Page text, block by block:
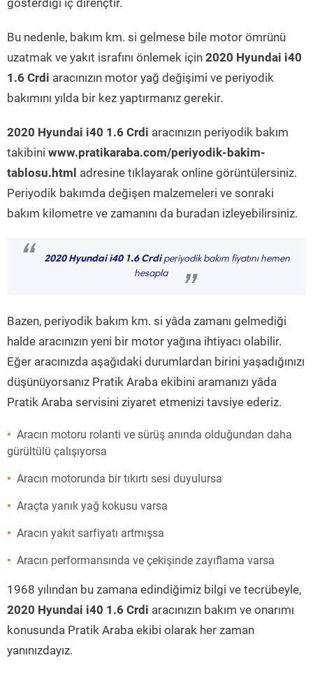
gösterdiği iç dirençtir.
Bu nedenle, bakım km. si gelmese bile motor ömrünü
uzatmak ve yakıt israfını önlemek için 2020 Hyundai i40
1.6 Crdi aracınızın motor yağ değişimi ve periyodik
bakımını yılda bir kez yaptırmanız gerekir.
2020 Hyundai i40 1.6 Crdi aracınızın periyodik bakım
takibini www.pratikaraba.com/periyodik-bakim-
tablosu.html adresine tıklayarak online görüntülersiniz.
Periyodik bakımda değişen malzemeleri ve sonraki
bakım kilometre ve zamanını da buradan izleyebilirsiniz.
“ 2020 Hyundai i40 1.6 Crdiperiyodik bakım fiyatını hemen
hesapla
”
Bazen, periyodik bakım km. si yâda zamanı gelmediği
halde aracınızın yeni bir motor yağına ihtiyacı olabilir.
Eğer aracınızda aşağıdaki durumlardan birini yaşadığınızı
düşünüyorsanız Pratik Araba ekibini aramanızı yâda
Pratik Araba servisini ziyaret etmenizi tavsiye ederiz.
Aracın motoru rolanti ve sürüş anında olduğundan daha
gürültülü çalışıyorsa
Aracın motorunda bir tıkırtı sesi duyulursa
Araçta yanık yağ kokusu varsa
Aracın yakıt sarfiyatı artmışsa
Aracın performansında ve çekişinde zayıflama varsa
1968 yılından bu zamana edindiğimiz bilgi ve tecrübeyle,
2020 Hyundai i40 1.6 Crdi aracınızın bakım ve onarımı
konusunda Pratik Araba ekibi olarak her zaman
yanınızdayız.